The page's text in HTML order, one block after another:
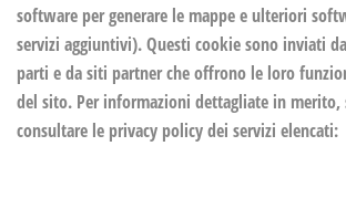
software per generare le mappe e ulteriori
servizi aggiuntivi). Questi cookie sono inviati
parti e da siti partner che offrono le loro
del sito. Per informazioni dettagliate in merito,
consultare le privacy policy dei servizi elencati: